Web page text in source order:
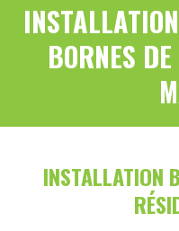
BORNES
INSTALLATION